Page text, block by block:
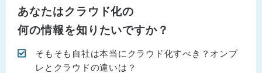
あなたはクラウド化の
何の情報を知りたいですか？
そもそも自社は本当にクラウド化すべき？オンプ
レとクラウドの違いは？